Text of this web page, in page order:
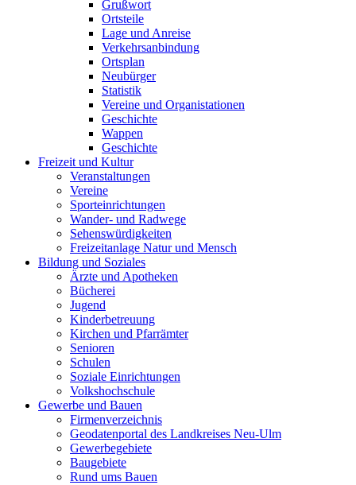
Grußwort
Ortsteile
Lage und Anreise
Verkehrsanbindung
Ortsplan
Neubürger
Statistik
Vereine und Organistationen
Geschichte
Wappen
Geschichte
Freizeit und Kultur
Veranstaltungen
Vereine
Sporteinrichtungen
Wander- und Radwege
Sehenswürdigkeiten
Freizeitanlage Natur und Mensch
Bildung und Soziales
Ärzte und Apotheken
Bücherei
Jugend
Kinderbetreuung
Kirchen und Pfarrämter
Senioren
Schulen
Soziale Einrichtungen
Volkshochschule
Gewerbe und Bauen
Firmenverzeichnis
Geodatenportal des Landkreises Neu-Ulm
Gewerbegebiete
Baugebiete
Rund ums Bauen